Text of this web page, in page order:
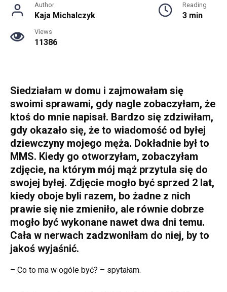
Author
Kaja Michalczyk
Reading
3 min
Views
11386
Siedziałam w domu i zajmowałam się
swoimi sprawami, gdy nagle zobaczyłam, że
ktoś do mnie napisał. Bardzo się zdziwiłam,
gdy okazało się, że to wiadomość od byłej
dziewczyny mojego męża. Dokładnie był to
MMS. Kiedy go otworzyłam, zobaczyłam
zdjęcie, na którym mój mąż przytula się do
swojej byłej. Zdjęcie mogło być sprzed 2 lat,
kiedy oboje byli razem, bo żadne z nich
prawie się nie zmieniło, ale równie dobrze
mogło być wykonane nawet dwa dni temu.
Cała w nerwach zadzwoniłam do niej, by to
jakoś wyjaśnić.
– Co to ma w ogóle być? – spytałam.